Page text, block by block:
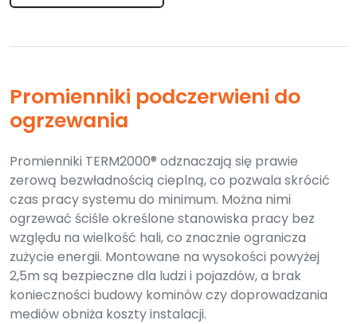
Promienniki podczerwieni do
ogrzewania
Promienniki TERM2000® odznaczają się prawie
zerową bezwładnością cieplną, co pozwala skrócić
czas pracy systemu do minimum. Można nimi
ogrzewać ściśle określone stanowiska pracy bez
względu na wielkość hali, co znacznie ogranicza
zużycie energii. Montowane na wysokości powyżej
2,5m są bezpieczne dla ludzi i pojazdów, a brak
konieczności budowy kominów czy doprowadzania
mediów obniża koszty instalacji.